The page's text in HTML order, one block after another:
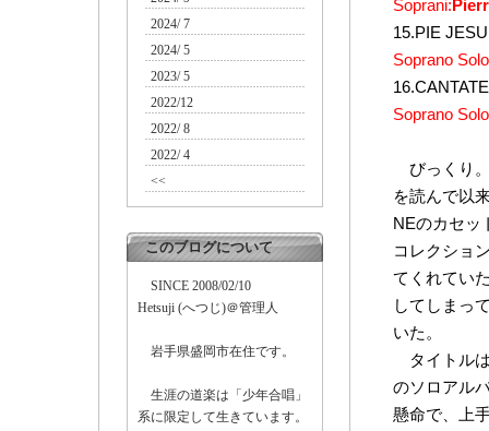
2024/ 7
2024/ 5
2023/ 5
2022/12
2022/ 8
2022/ 4
<<
このブログについて
SINCE 2008/02/10
Hetsuji (へつじ)＠管理人
岩手県盛岡市在住です。
生涯の道楽は「少年合唱」
系に限定して生きています。
Soprani:
15.PIE JESU
Soprano
Soprano
びっくり
を読んで以
NEのカセッ
コレクショ
てくれてい
してしまっ
いた。
タイトル
のソロアル
懸命で、上